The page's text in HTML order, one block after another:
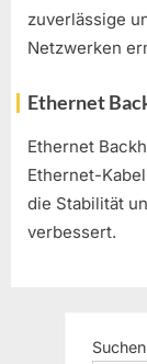
zuverlässige
Netzwerken
Ethernet
Ethernet
Ethernet-
die Stabilität
verbessert.
Suchen